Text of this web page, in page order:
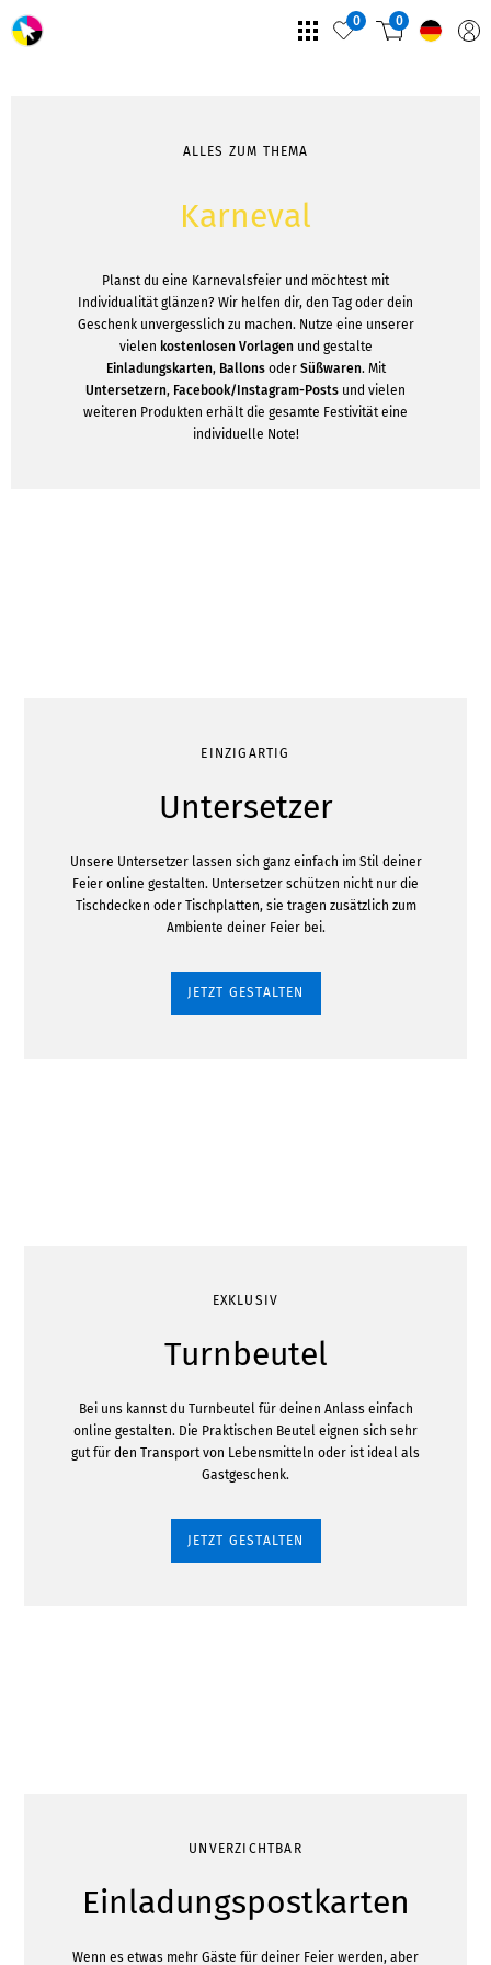
0 0
ALLES ZUM THEMA
Karneval
Planst du eine Karnevalsfeier und möchtest mit
Individualität glänzen? Wir helfen dir, den Tag oder dein
Geschenk unvergesslich zu machen. Nutze eine unserer
vielen kostenlosen Vorlagenund gestalte
Einladungskarten, Ballonsoder Süßwaren. Mit
Untersetzern, Facebook/Instagram-Posts und vielen
weiteren Produkten erhält die gesamte Festivität eine
individuelle Note!
EINZIGARTIG
Untersetzer
Unsere Untersetzer lassen sich ganz einfach im Stil deiner
Feier online gestalten. Untersetzer schützen nicht nur die
Tischdecken oder Tischplatten, sie tragen zusätzlich zum
Ambiente deiner Feier bei.
JETZT GESTALTEN
EXKLUSIV
Turnbeutel
Bei uns kannst du Turnbeutel für deinen Anlass einfach
online gestalten. Die Praktischen Beutel eignen sich sehr
gut für den Transport von Lebensmitteln oder ist ideal als
Gastgeschenk.
JETZT GESTALTEN
UNVERZICHTBAR
Einladungspostkarten
Wenn es etwas mehr Gäste für deiner Feier werden, aber